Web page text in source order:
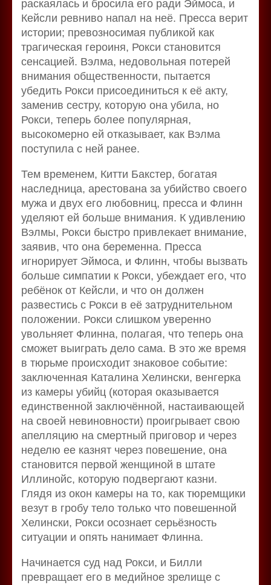
раскаялась и бросила его ради Эймоса, и
Кейсли ревниво напал на неё. Пресса верит
истории; превозносимая публикой как
трагическая героиня, Рокси становится
сенсацией. Вэлма, недовольная потерей
внимания общественности, пытается
убедить Рокси присоединиться к её акту,
заменив сестру, которую она убила, но
Рокси, теперь более популярная,
высокомерно ей отказывает, как Вэлма
поступила с ней ранее.
Тем временем, Китти Бакстер, богатая
наследница, арестована за убийство своего
мужа и двух его любовниц, пресса и Флинн
уделяют ей больше внимания. К удивлению
Вэлмы, Рокси быстро привлекает внимание,
заявив, что она беременна. Пресса
игнорирует Эймоса, и Флинн, чтобы вызвать
больше симпатии к Рокси, убеждает его, что
ребёнок от Кейсли, и что он должен
развестись с Рокси в её затруднительном
положении. Рокси слишком уверенно
увольняет Флинна, полагая, что теперь она
сможет выиграть дело сама. В это же время
в тюрьме происходит знаковое событие:
заключенная Каталина Хелински, венгерка
из камеры убийц (которая оказывается
единственной заключённой, настаивающей
на своей невиновности) проигрывает свою
апелляцию на смертный приговор и через
неделю ее казнят через повешение, она
становится первой женщиной в штате
Иллинойс, которую подвергают казни.
Глядя из окон камеры на то, как тюремщики
везут в гробу тело только что повешенной
Хелински, Рокси осознает серьёзность
ситуации и опять нанимает Флинна.
Начинается суд над Рокси, и Билли
превращает его в медийное зрелище с